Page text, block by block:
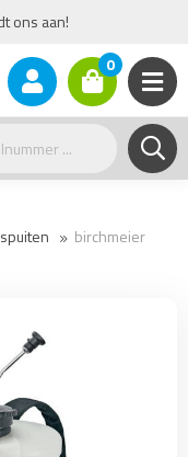
0
spuiten
birchmeier